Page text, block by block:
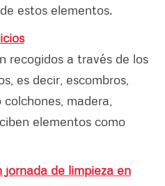
estos elementos.
recogidos a través de los
es decir, escombros,
madera,
elementos como
jornada de limpieza en